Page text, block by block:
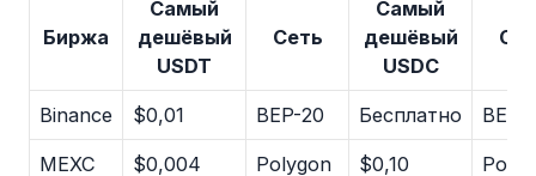
Биржа
Самый
дешёвый
USDT
Сеть
Самый
дешёвый
USDC
Binance $0,01 BEP-20 Бесплатно BEP-
MEXC $0,004 Polygon $0,10